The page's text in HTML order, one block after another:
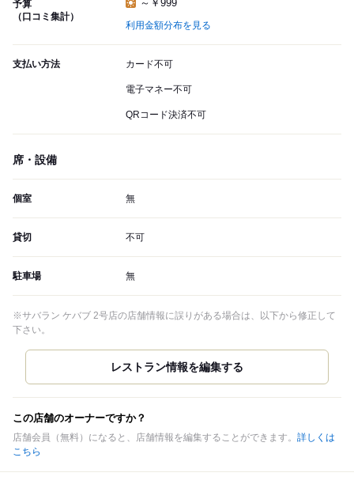
予算
（口コミ集計）
～￥999
利用金額分布を見る
支払い方法 カード不可
電子マネー不可
QRコード決済不可
席・設備
個室 無
貸切 不可
駐車場 無
※サバラン ケバブ 2号店の店舗情報に誤りがある場合は、以下から修正して
下さい。
この店舗のオーナーですか？
店舗会員（無料）になると、店舗情報を編集することができます。 詳しくは
こちら